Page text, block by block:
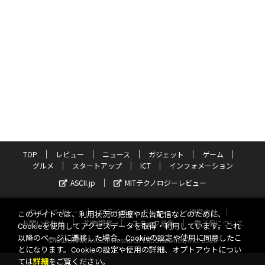
TOP レビュー ニュース ガジェット
ゲーム
グルメ
スタートアップ ICT
インフォメーション
ASCII.jp
MITテクノロジーレビュー
サイトポリシー プライバシーポリシー
運営会社
お問い合わせ
広告掲載 スタッフ募集
電子版について
©KADOKAWA ASCII Research Laboratories, Inc. 2026
このサイトでは、利用状況の把握や広告配信などのために、
Cookieを使用してアクセスデータを取得・利用しています。これ
以降のページに遷移した場合、Cookieの設定や使用に同意したこ
とになります。Cookieの設定や使用の詳細、オプトアウトについ
ては詳細 をご覧ください。